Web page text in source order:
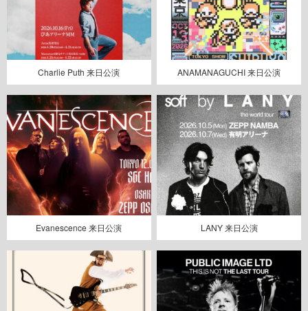
Charlie Puth 来日公演 ANAMANAGUCHI 来日公演
Evanescence 来日公演 LANY 来日公演